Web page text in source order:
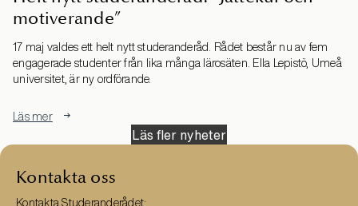
motiverande”
17 maj valdes ett helt nytt studeranderåd. Rådet består nu av fem
engagerade studenter från lika många lärosäten. Ella Lepistö, Umeå
universitet, är ny ordförande.
Läs mer
Läs fler nyheter
Kontakta oss
Kontakta Studeranderådet: